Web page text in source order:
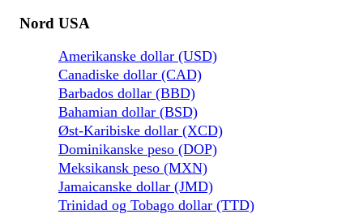
Nord USA
Amerikanske dollar (USD)
Canadiske dollar (CAD)
Barbados dollar (BBD)
Bahamian dollar (BSD)
Øst-Karibiske dollar (XCD)
Dominikanske peso (DOP)
Meksikansk peso (MXN)
Jamaicanske dollar (JMD)
Trinidad og Tobago dollar (TTD)